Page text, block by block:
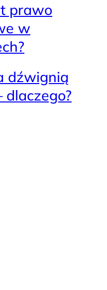
prawo
w
dźwignią
dlaczego?